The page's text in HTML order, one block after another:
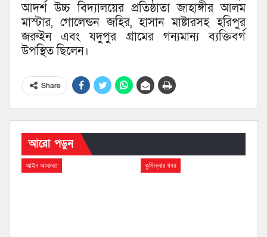
আদর্শ উচ্চ বিদ্যালয়ের প্রতিষ্ঠাতা জাহাঙ্গীর আলম
মাস্টার, গোলেন্ডন জহির, হাসান মাষ্টারসহ হরিপুর
জরুইন এবং যদুপুর গ্রামের গন্যমান্য ব্যক্তিবর্গ
উপস্থিত ছিলেন।
Share
আরো পড়ুন
আইন আদালত কুমিল্লার খবর